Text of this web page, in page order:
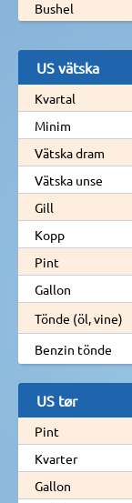
Bushel
US vätska
Kvartal
Minim
Vätska dram
Vätska unse
Gill
Kopp
Pint
Gallon
Tönde (öl, vine)
Benzin tönde
US tør
Pint
Kvarter
Gallon